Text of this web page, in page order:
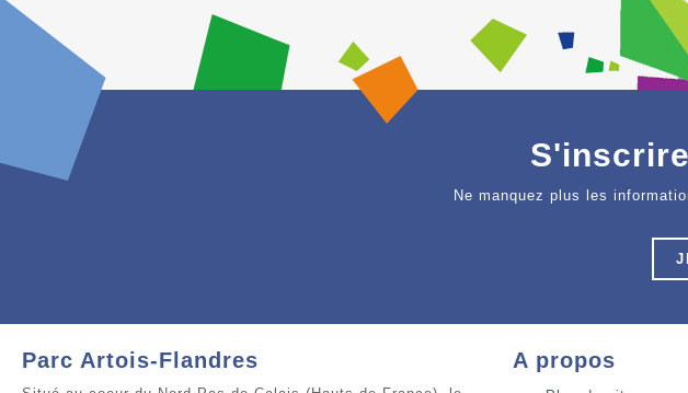
Ne manquez plus les
Parc Artois-Flandres A propos